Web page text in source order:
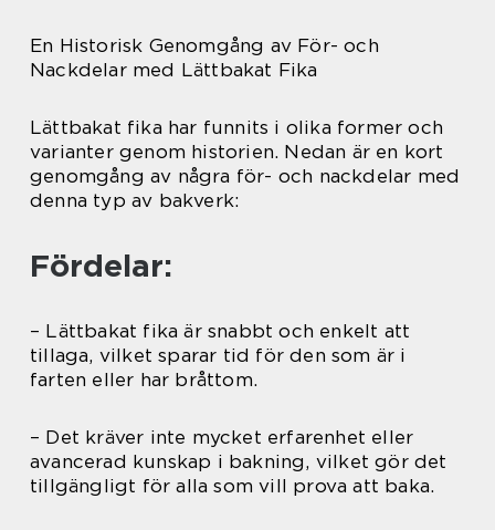
En Historisk Genomgång av För- och
Nackdelar med Lättbakat Fika
Lättbakat fika har funnits i olika former och
varianter genom historien. Nedan är en kort
genomgång av några för- och nackdelar med
denna typ av bakverk:
Fördelar:
– Lättbakat fika är snabbt och enkelt att
tillaga, vilket sparar tid för den som är i
farten eller har bråttom.
– Det kräver inte mycket erfarenhet eller
avancerad kunskap i bakning, vilket gör det
tillgängligt för alla som vill prova att baka.